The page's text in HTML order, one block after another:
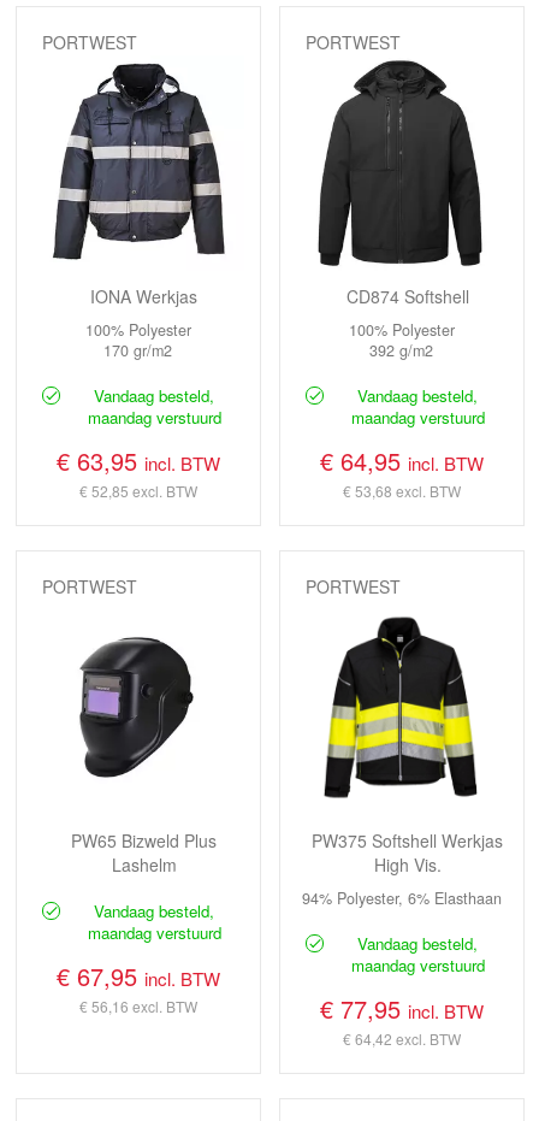
PORTWEST
IONA Werkjas
100% Polyester
170 gr/m2
Vandaag besteld,
maandag verstuurd
€ 63,95 incl. BTW
€ 52,85 excl. BTW
PORTWEST
CD874 Softshell
100% Polyester
392 g/m2
Vandaag besteld,
maandag verstuurd
€ 64,95 incl. BTW
€ 53,68 excl. BTW
PORTWEST
PW65 Bizweld Plus
Lashelm
Vandaag besteld,
maandag verstuurd
€ 67,95 incl. BTW
€ 56,16 excl. BTW
PORTWEST
PW375 Softshell Werkjas
High Vis.
94% Polyester, 6% Elasthaan
Vandaag besteld,
maandag verstuurd
€ 77,95 incl. BTW
€ 64,42 excl. BTW